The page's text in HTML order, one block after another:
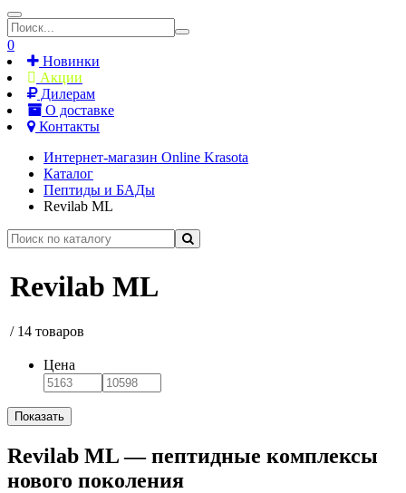
0
Новинки
Акции
Дилерам
О доставке
Контакты
Интернет-магазин Online Krasota
Каталог
Пептиды и БАДы
Revilab ML
Revilab ML
/ 14 товаров
Цена
Revilab ML — пептидные комплексы
нового поколения